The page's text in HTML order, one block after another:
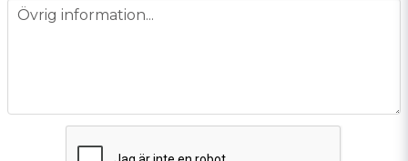
message
Övrig information...